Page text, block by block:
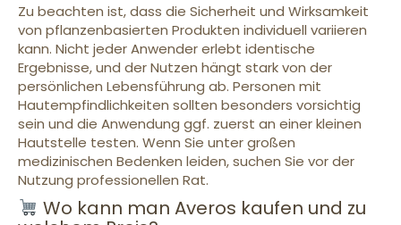
Zu beachten ist, dass die Sicherheit und Wirksamkeit
von pflanzenbasierten Produkten individuell variieren
kann. Nicht jeder Anwender erlebt identische
Ergebnisse, und der Nutzen hängt stark von der
persönlichen Lebensführung ab. Personen mit
Hautempfindlichkeiten sollten besonders vorsichtig
sein und die Anwendung ggf. zuerst an einer kleinen
Hautstelle testen. Wenn Sie unter großen
medizinischen Bedenken leiden, suchen Sie vor der
Nutzung professionellen Rat.
Wo kann man Averos kaufen und zu